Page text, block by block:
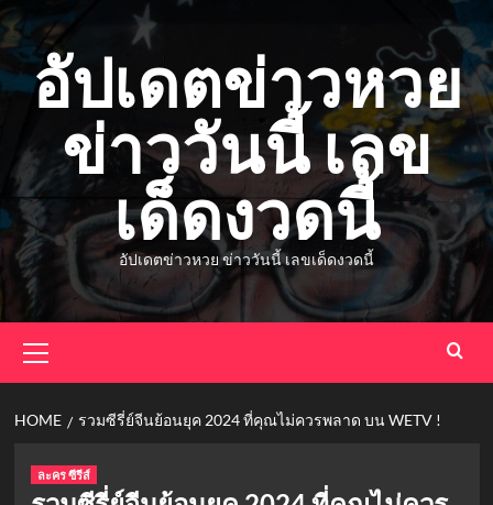
Skip
to
contentอัปเดตข่าวหวย
ข่าววันนี้ เลข
เด็ดงวดนี้
อัปเดตข่าวหวย ข่าววันนี้ เลขเด็ดงวดนี้
Menu
HOME รวมซีรี่ย์จีนย้อนยุค 2024 ที่คุณไม่ควรพลาด บน WETV !
ละคร ซีรีส์